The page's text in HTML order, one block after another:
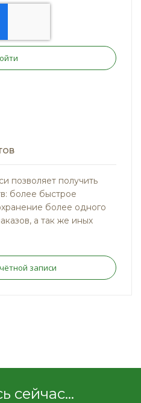
позволяет получить
более быстрое
более одного
а так же иных
записи
сейчас...